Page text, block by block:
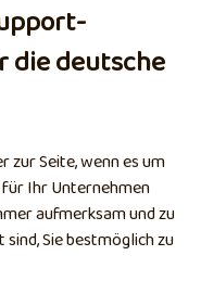
die deutsche
Seite, wenn es um
Ihr Unternehmen
aufmerksam und zu
Sie bestmöglich zu